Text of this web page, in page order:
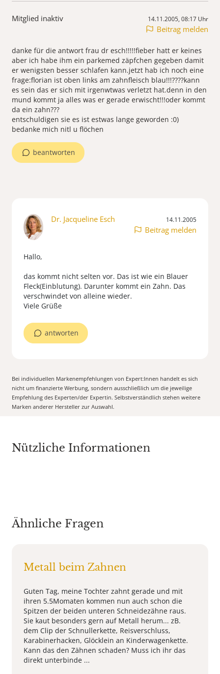
Mitglied inaktiv 14.11.2005, 08:17 Uhr
Beitrag melden
danke für die antwort frau dr esch!!!!!fieber hatt er keines
aber ich habe ihm ein parkemed zäpfchen gegeben damit
er wenigsten besser schlafen kann.jetzt hab ich noch eine
frage:florian ist oben links am zahnfleisch blau!!!????kann
es sein das er sich mit irgenwtwas verletzt hat.denn in den
mund kommt ja alles was er gerade erwischt!!!oder kommt
da ein zahn???
entschuldigen sie es ist estwas lange geworden :0)
bedanke mich nitl u flöchen
beantworten
Dr. Jacqueline Esch 14.11.2005
Beitrag melden
Hallo,
das kommt nicht selten vor. Das ist wie ein Blauer
Fleck(Einblutung). Darunter kommt ein Zahn. Das
verschwindet von alleine wieder.
Viele Grüße
antworten
Bei individuellen Markenempfehlungen von Expert:Innen handelt es sich
nicht um finanzierte Werbung, sondern ausschließlich um die jeweilige
Empfehlung des Experten/der Expertin. Selbstverständlich stehen weitere
Marken anderer Hersteller zur Auswahl.
Nützliche Informationen
Ähnliche Fragen
Metall beim Zahnen
Guten Tag, meine Tochter zahnt gerade und mit
ihren 5.5Momaten kommen nun auch schon die
Spitzen der beiden unteren Schneidezähne raus.
Sie kaut besonders gern auf Metall herum... zB.
dem Clip der Schnullerkette, Reisverschluss,
Karabinerhacken, Glöcklein an Kinderwagenkette.
Kann das den Zähnen schaden? Muss ich ihr das
direkt unterbinde ...